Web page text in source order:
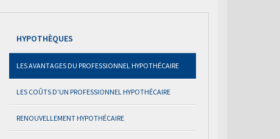
HYPOTHÈQUES
LES AVANTAGES DU PROFESSIONNEL HYPOTHÉCAIRE
LES COÛTS D’UN PROFESSIONNEL HYPOTHÉCAIRE
RENOUVELLEMENT HYPOTHÉCAIRE